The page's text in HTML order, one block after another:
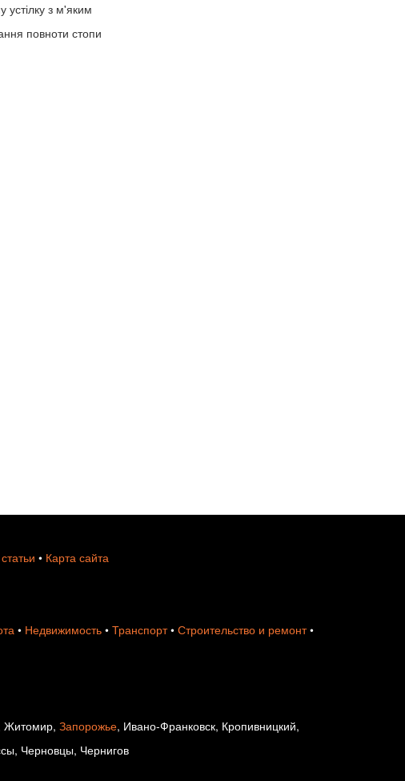
устілку з м'яким
повноти стопи
• Карта сайта
• Недвижимость • Транспорт• Строительство и ремонт•
Житомир, Запорожье, Ивано-Франковск, Кропивницкий,
Черновцы, Чернигов